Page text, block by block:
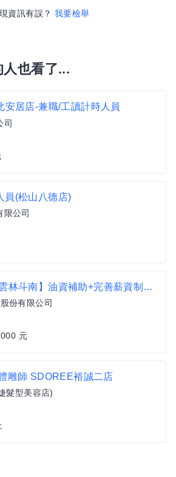
資訊有誤？ 我要檢舉
也看了...
安居店-兼職/工讀計時人員
司
員(松山八德店)
限公司
【外務專員-宜福雲林斗南】油資補助+完善薪資制度 (自備機車)
份有限公司
元
雕師 SDOREE裕誠二店
髮型美容店)